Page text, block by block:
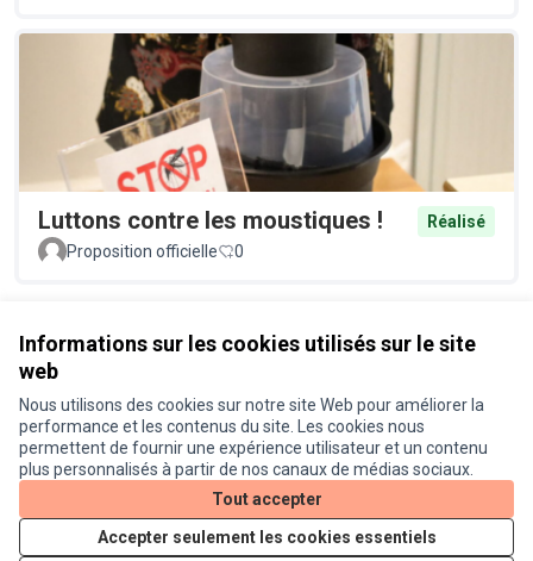
Informations sur les cookies utilisés sur le site
web
Nous utilisons des cookies sur notre site Web pour améliorer la
performance et les contenus du site. Les cookies nous
permettent de fournir une expérience utilisateur et un contenu
plus personnalisés à partir de nos canaux de médias sociaux.
Tout accepter
Accepter seulement les cookies essentiels
Luttons contre les moustiques !
Réalisé
Proposition officielle
0
Conditions d'utilisation
Paramètres des cookies
Je participe ! sur X
(Lien externe)
Je participe ! sur Facebook
Je participe ! sur Instagram